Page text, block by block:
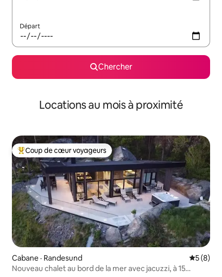
Départ
Chercher
Locations au mois à proximité
Coup de cœur voyageurs parmi les plus aimés
Coup de cœur voyageurs
Cabane · Randesund Note
5 (8)
Nouveau chalet au bord de la mer avec jacuzzi, à 15